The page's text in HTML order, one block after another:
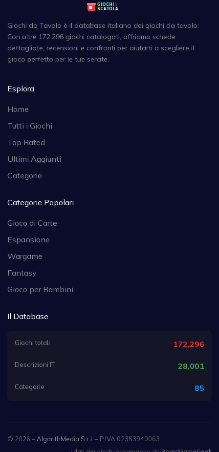
Giochi da Tavolo è il database italiano dei giochi da tavolo.
Con oltre 172,296 giochi catalogati, offriamo schede
dettagliate, recensioni e confronti per aiutarti a scegliere il
gioco perfetto per le tue serate.
Esplora
Home
Tutti i Giochi
Top Rated
Ultimi Aggiunti
Categorie
Categorie Popolari
Gioco di Carte
Espansione
Wargame
Fantasy
Gioco per Bambini
Il Database
Giochi totali 172,296
Descrizioni IT 28,001
Categorie 85
© 2026 – AlgorithMedia S.r.l. – P.IVA 02353940063